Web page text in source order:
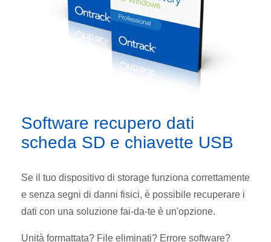
Software recupero dati
scheda SD e chiavette USB
Se il tuo dispositivo di storage funziona correttamente
e senza segni di danni fisici, è possibile recuperare i
dati con una soluzione fai-da-te è un'opzione.
Unità formattata? File eliminati? Errore software?